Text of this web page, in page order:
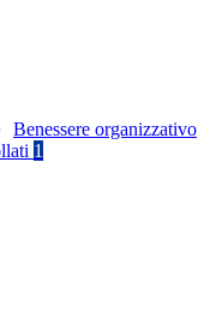
Benessere organizzativo
1